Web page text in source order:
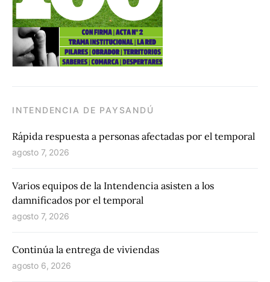
INTENDENCIA DE PAYSANDÚ
Rápida respuesta a personas afectadas por el temporal
agosto 7, 2026
Varios equipos de la Intendencia asisten a los
damnificados por el temporal
agosto 7, 2026
Continúa la entrega de viviendas
agosto 6, 2026